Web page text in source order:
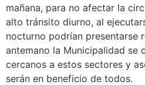
mañana, para no afectar la
alto tránsito diurno, al
nocturno podrían presentarse
antemano la Municipalidad se
cercanos a estos sectores y
serán en beneficio de todos.